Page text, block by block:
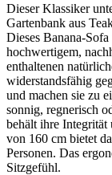
Dieser Klassiker
Gartenbank aus
Dieses Banana-
hochwertigem,
enthaltenen
widerstandsfähig
und machen sie zu
sonnig, regnerisch
behält ihre Integrität
von 160 cm bietet
Personen. Das
Sitzgefühl.